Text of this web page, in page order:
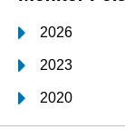
2026
2023
2020